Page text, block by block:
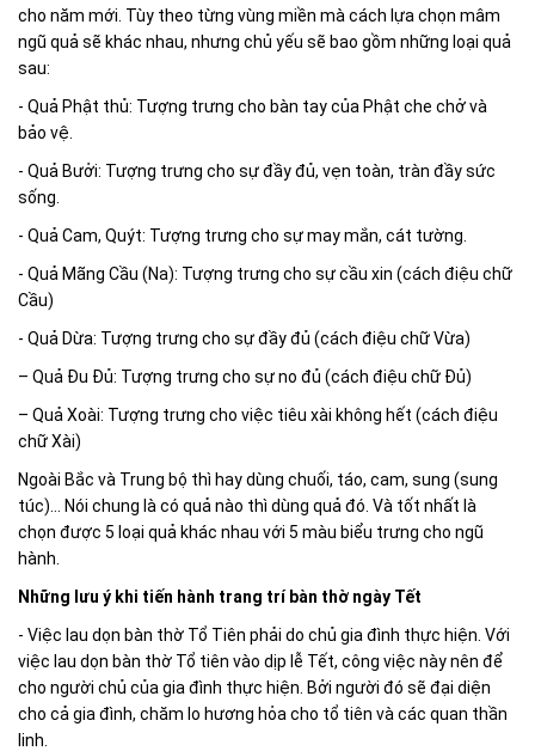
cho năm mới. Tùy theo từng vùng miền mà cách lựa chọn mâm
ngũ quả sẽ khác nhau, nhưng chủ yếu sẽ bao gồm những loại quả
sau:
- Quả Phật thủ: Tượng trưng cho bàn tay của Phật che chở và
bảo vệ.
- Quả Bưởi: Tượng trưng cho sự đầy đủ, vẹn toàn, tràn đầy sức
sống.
- Quả Cam, Quýt: Tượng trưng cho sự may mắn, cát tường.
- Quả Mãng Cầu (Na): Tượng trưng cho sự cầu xin (cách điệu chữ
Cầu)
- Quả Dừa: Tượng trưng cho sự đầy đủ (cách điệu chữ Vừa)
– Quả Đu Đủ: Tượng trưng cho sự no đủ (cách điệu chữ Đủ)
– Quả Xoài: Tượng trưng cho việc tiêu xài không hết (cách điệu
chữ Xài)
Ngoài Bắc và Trung bộ thì hay dùng chuối, táo, cam, sung (sung
túc)… Nói chung là có quả nào thì dùng quả đó. Và tốt nhất là
chọn được 5 loại quả khác nhau với 5 màu biểu trưng cho ngũ
hành.
Những lưu ý khi tiến hành trang trí bàn thờ ngày Tết
- Việc lau dọn bàn thờ Tổ Tiên phải do chủ gia đình thực hiện. Với
việc lau dọn bàn thờ Tổ tiên vào dịp lễ Tết, công việc này nên để
cho người chủ của gia đình thực hiện. Bởi người đó sẽ đại diện
cho cả gia đình, chăm lo hương hỏa cho tổ tiên và các quan thần
linh.